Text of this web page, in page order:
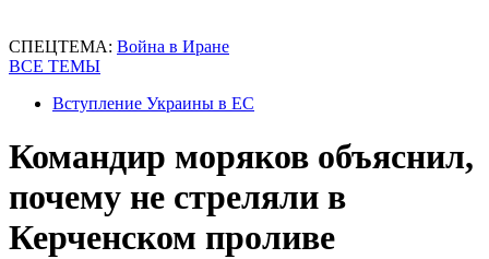
СПЕЦТЕМА: Война в Иране
ВСЕ ТЕМЫ
Вступление Украины в ЕС
Командир моряков объяснил,
почему не стреляли в
Керченском проливе